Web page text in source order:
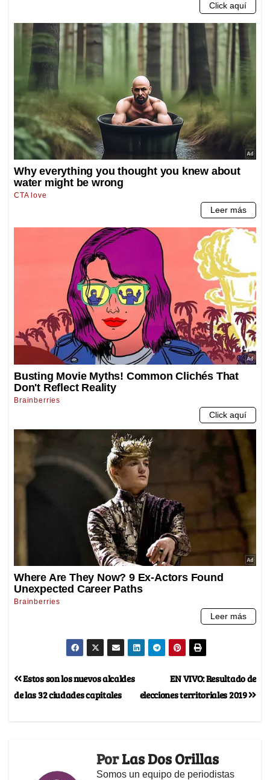
EN VIVO: Resultado de
elecciones territoriales 2019
Estos son los nuevos alcaldes
de las 32 ciudades capitales
PorLas Dos Orillas
Somos un equipo de periodistas